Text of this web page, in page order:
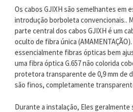
Os cabos GJIXH são semelhantes em
introdução borboleta convencionais..
parte central dos cabos GJIXH é um
oculto de fibra única
essencialmente fibras ópticas bem
uma fibra óptica G.657 não colorida
protetora transparente de 0,9 mm de
são finos, completamente
Durante a instalação, Eles geralmente